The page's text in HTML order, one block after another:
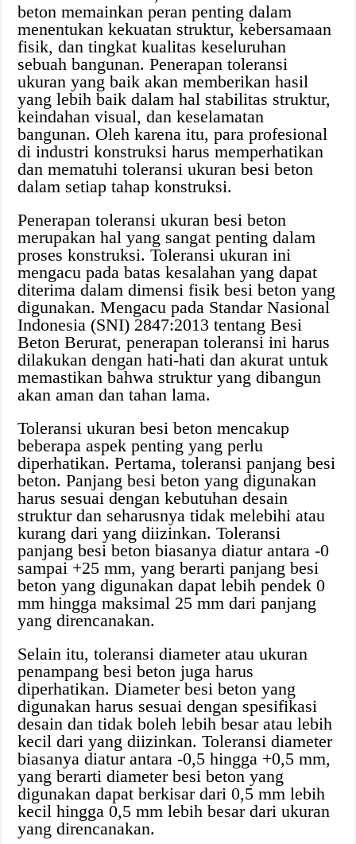
beton memainkan peran penting dalam
menentukan kekuatan struktur, kebersamaan
fisik, dan tingkat kualitas keseluruhan
sebuah bangunan. Penerapan toleransi
ukuran yang baik akan memberikan hasil
yang lebih baik dalam hal stabilitas struktur,
keindahan visual, dan keselamatan
bangunan. Oleh karena itu, para profesional
di industri konstruksi harus memperhatikan
dan mematuhi toleransi ukuran besi beton
dalam setiap tahap konstruksi.
Penerapan toleransi ukuran besi beton
merupakan hal yang sangat penting dalam
proses konstruksi. Toleransi ukuran ini
mengacu pada batas kesalahan yang dapat
diterima dalam dimensi fisik besi beton yang
digunakan. Mengacu pada Standar Nasional
Indonesia (SNI) 2847:2013 tentang Besi
Beton Berurat, penerapan toleransi ini harus
dilakukan dengan hati-hati dan akurat untuk
memastikan bahwa struktur yang dibangun
akan aman dan tahan lama.
Toleransi ukuran besi beton mencakup
beberapa aspek penting yang perlu
diperhatikan. Pertama, toleransi panjang besi
beton. Panjang besi beton yang digunakan
harus sesuai dengan kebutuhan desain
struktur dan seharusnya tidak melebihi atau
kurang dari yang diizinkan. Toleransi
panjang besi beton biasanya diatur antara -0
sampai +25 mm, yang berarti panjang besi
beton yang digunakan dapat lebih pendek 0
mm hingga maksimal 25 mm dari panjang
yang direncanakan.
Selain itu, toleransi diameter atau ukuran
penampang besi beton juga harus
diperhatikan. Diameter besi beton yang
digunakan harus sesuai dengan spesifikasi
desain dan tidak boleh lebih besar atau lebih
kecil dari yang diizinkan. Toleransi diameter
biasanya diatur antara -0,5 hingga +0,5 mm,
yang berarti diameter besi beton yang
digunakan dapat berkisar dari 0,5 mm lebih
kecil hingga 0,5 mm lebih besar dari ukuran
yang direncanakan.